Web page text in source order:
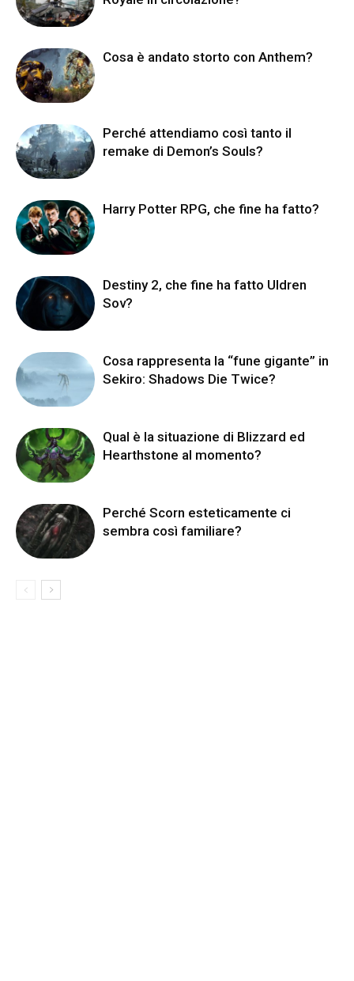
Cosa è andato storto con Anthem?
Perché attendiamo così tanto il
remake di Demon’s Souls?
Harry Potter RPG, che fine ha fatto?
Destiny 2, che fine ha fatto Uldren
Sov?
Cosa rappresenta la “fune gigante” in
Sekiro: Shadows Die Twice?
Qual è la situazione di Blizzard ed
Hearthstone al momento?
Perché Scorn esteticamente ci
sembra così familiare?